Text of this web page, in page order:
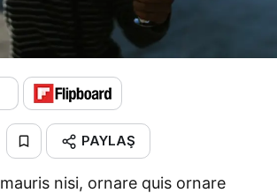
PAYLAŞ
mauris nisi, ornare quis ornare